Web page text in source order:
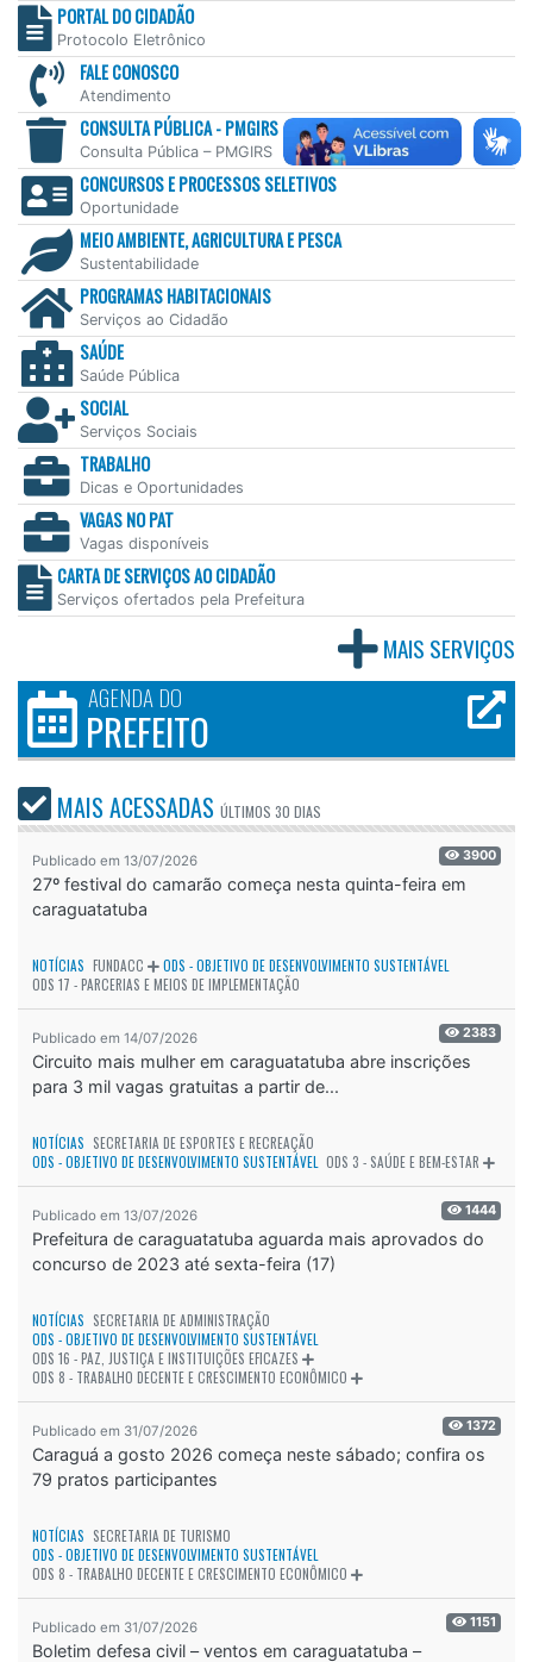
PORTAL DO CIDADÃO
Protocolo Eletrônico
FALE CONOSCO
Atendimento
CONSULTA PÚBLICA - PMGIRS
Consulta Pública – PMGIRS
CONCURSOS E PROCESSOS SELETIVOS
Oportunidade
MEIO AMBIENTE, AGRICULTURA E PESCA
Sustentabilidade
PROGRAMAS HABITACIONAIS
Serviços ao Cidadão
SAÚDE
Saúde Pública
SOCIAL
Serviços Sociais
TRABALHO
Dicas e Oportunidades
VAGAS NO PAT
Vagas disponíveis
CARTA DE SERVIÇOS AO CIDADÃO
Serviços ofertados pela Prefeitura
MAIS SERVIÇOS
AGENDA DO
PREFEITO
MAIS ACESSADAS ÚLTIMOS 30 DIAS
Publicado em 13/07/2026 3900
27º festival do camarão começa nesta quinta-feira em
caraguatatuba
NOTÍCIAS FUNDACC
ODS - OBJETIVO DE DESENVOLVIMENTO SUSTENTÁVEL
ODS 17 - PARCERIAS E MEIOS DE IMPLEMENTAÇÃO
Publicado em 14/07/2026 2383
Circuito mais mulher em caraguatatuba abre inscrições
para 3 mil vagas gratuitas a partir de...
NOTÍCIAS SECRETARIA DE ESPORTES E RECREAÇÃO
ODS - OBJETIVO DE DESENVOLVIMENTO SUSTENTÁVEL ODS 3 - SAÚDE E BEM-ESTAR
Publicado em 13/07/2026 1444
Prefeitura de caraguatatuba aguarda mais aprovados do
concurso de 2023 até sexta-feira (17)
NOTÍCIAS SECRETARIA DE ADMINISTRAÇÃO
ODS - OBJETIVO DE DESENVOLVIMENTO SUSTENTÁVEL
ODS 16 - PAZ, JUSTIÇA E INSTITUIÇÕES EFICAZES
ODS 8 - TRABALHO DECENTE E CRESCIMENTO ECONÔMICO
Publicado em 31/07/2026 1372
Caraguá a gosto 2026 começa neste sábado; confira os
79 pratos participantes
NOTÍCIAS SECRETARIA DE TURISMO
ODS - OBJETIVO DE DESENVOLVIMENTO SUSTENTÁVEL
ODS 8 - TRABALHO DECENTE E CRESCIMENTO ECONÔMICO
Publicado em 31/07/2026 1151
Boletim defesa civil – ventos em caraguatatuba –